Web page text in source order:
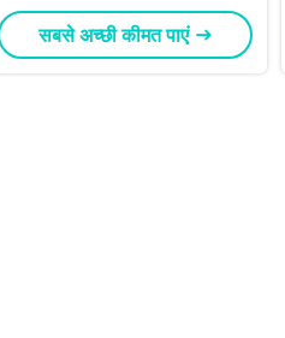
जूता कवर
सबसे अच्छी कीमत पाएं